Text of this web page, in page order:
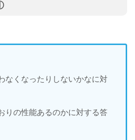
なくなったりしないかなに対
りの性能あるのかに対する答